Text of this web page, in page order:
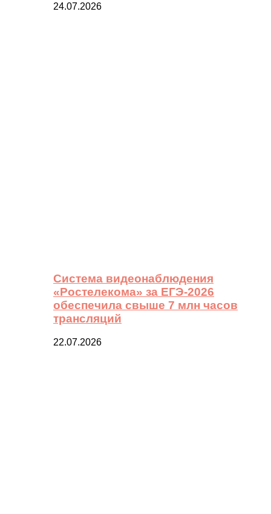
24.07.2026
Система видеонаблюдения
«Ростелекома» за ЕГЭ-2026
обеспечила свыше 7 млн часов
трансляций
22.07.2026